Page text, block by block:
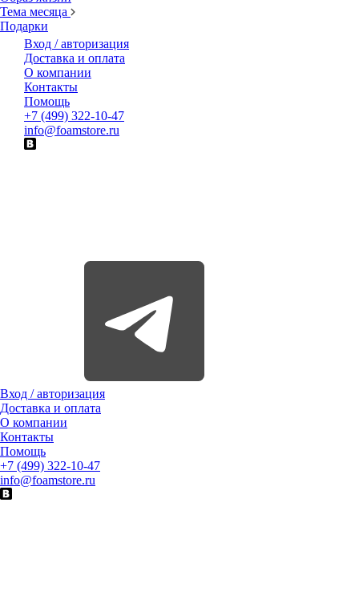
Тема месяца
Подарки
Вход / авторизация
Доставка и оплата
О компании
Контакты
Помощь
+7 (499) 322-10-47
info@foamstore.ru
Вход / авторизация
Доставка и оплата
О компании
Контакты
Помощь
+7 (499) 322-10-47
info@foamstore.ru